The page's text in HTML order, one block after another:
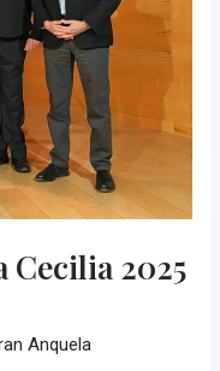
Cecilia 2025
Anquela